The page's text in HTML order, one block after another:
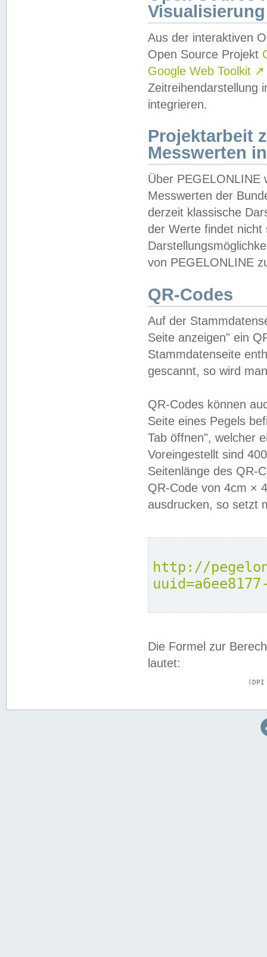
Visualisierung
Aus der interaktiven
Open Source Projekt
Google Web Toolkit ↗
Zeitreihendarstellung
integrieren.
Projektarbeit
Messwerten
Über PEGELONLINE
Messwerten der
derzeit klassische
der Werte findet
von PEGELONLINE
QR-Codes
Auf der
Seite anzeigen" ein
Stammdatenseite
gescannt, so wird
QR-Codes können
Seite eines Pegels
Tab öffnen", welcher
Voreingestellt sind
Seitenlänge des QR-
QR-Code von 4cm ×
ausdrucken, so setzt
http://
Die Formel zur
lautet: